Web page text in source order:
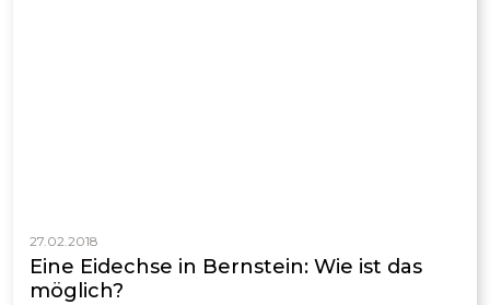
27.02.2018
Eine Eidechse in Bernstein: Wie ist das
möglich?